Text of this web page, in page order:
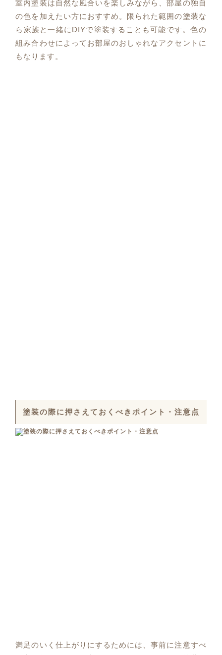
室内塗装は自然な風合いを楽しみながら、部屋の独自
の色を加えたい方におすすめ。限られた範囲の塗装な
ら家族と一緒にDIYで塗装することも可能です。色の
組み合わせによってお部屋のおしゃれなアクセントに
もなります。
塗装の際に押さえておくべきポイント・注意点
満足のいく仕上がりにするためには、事前に注意すべ